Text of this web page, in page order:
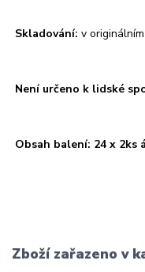
Skladování: v
Není určeno k lidské
Obsah balení: 24 x 2ks
Zboží zařazeno v